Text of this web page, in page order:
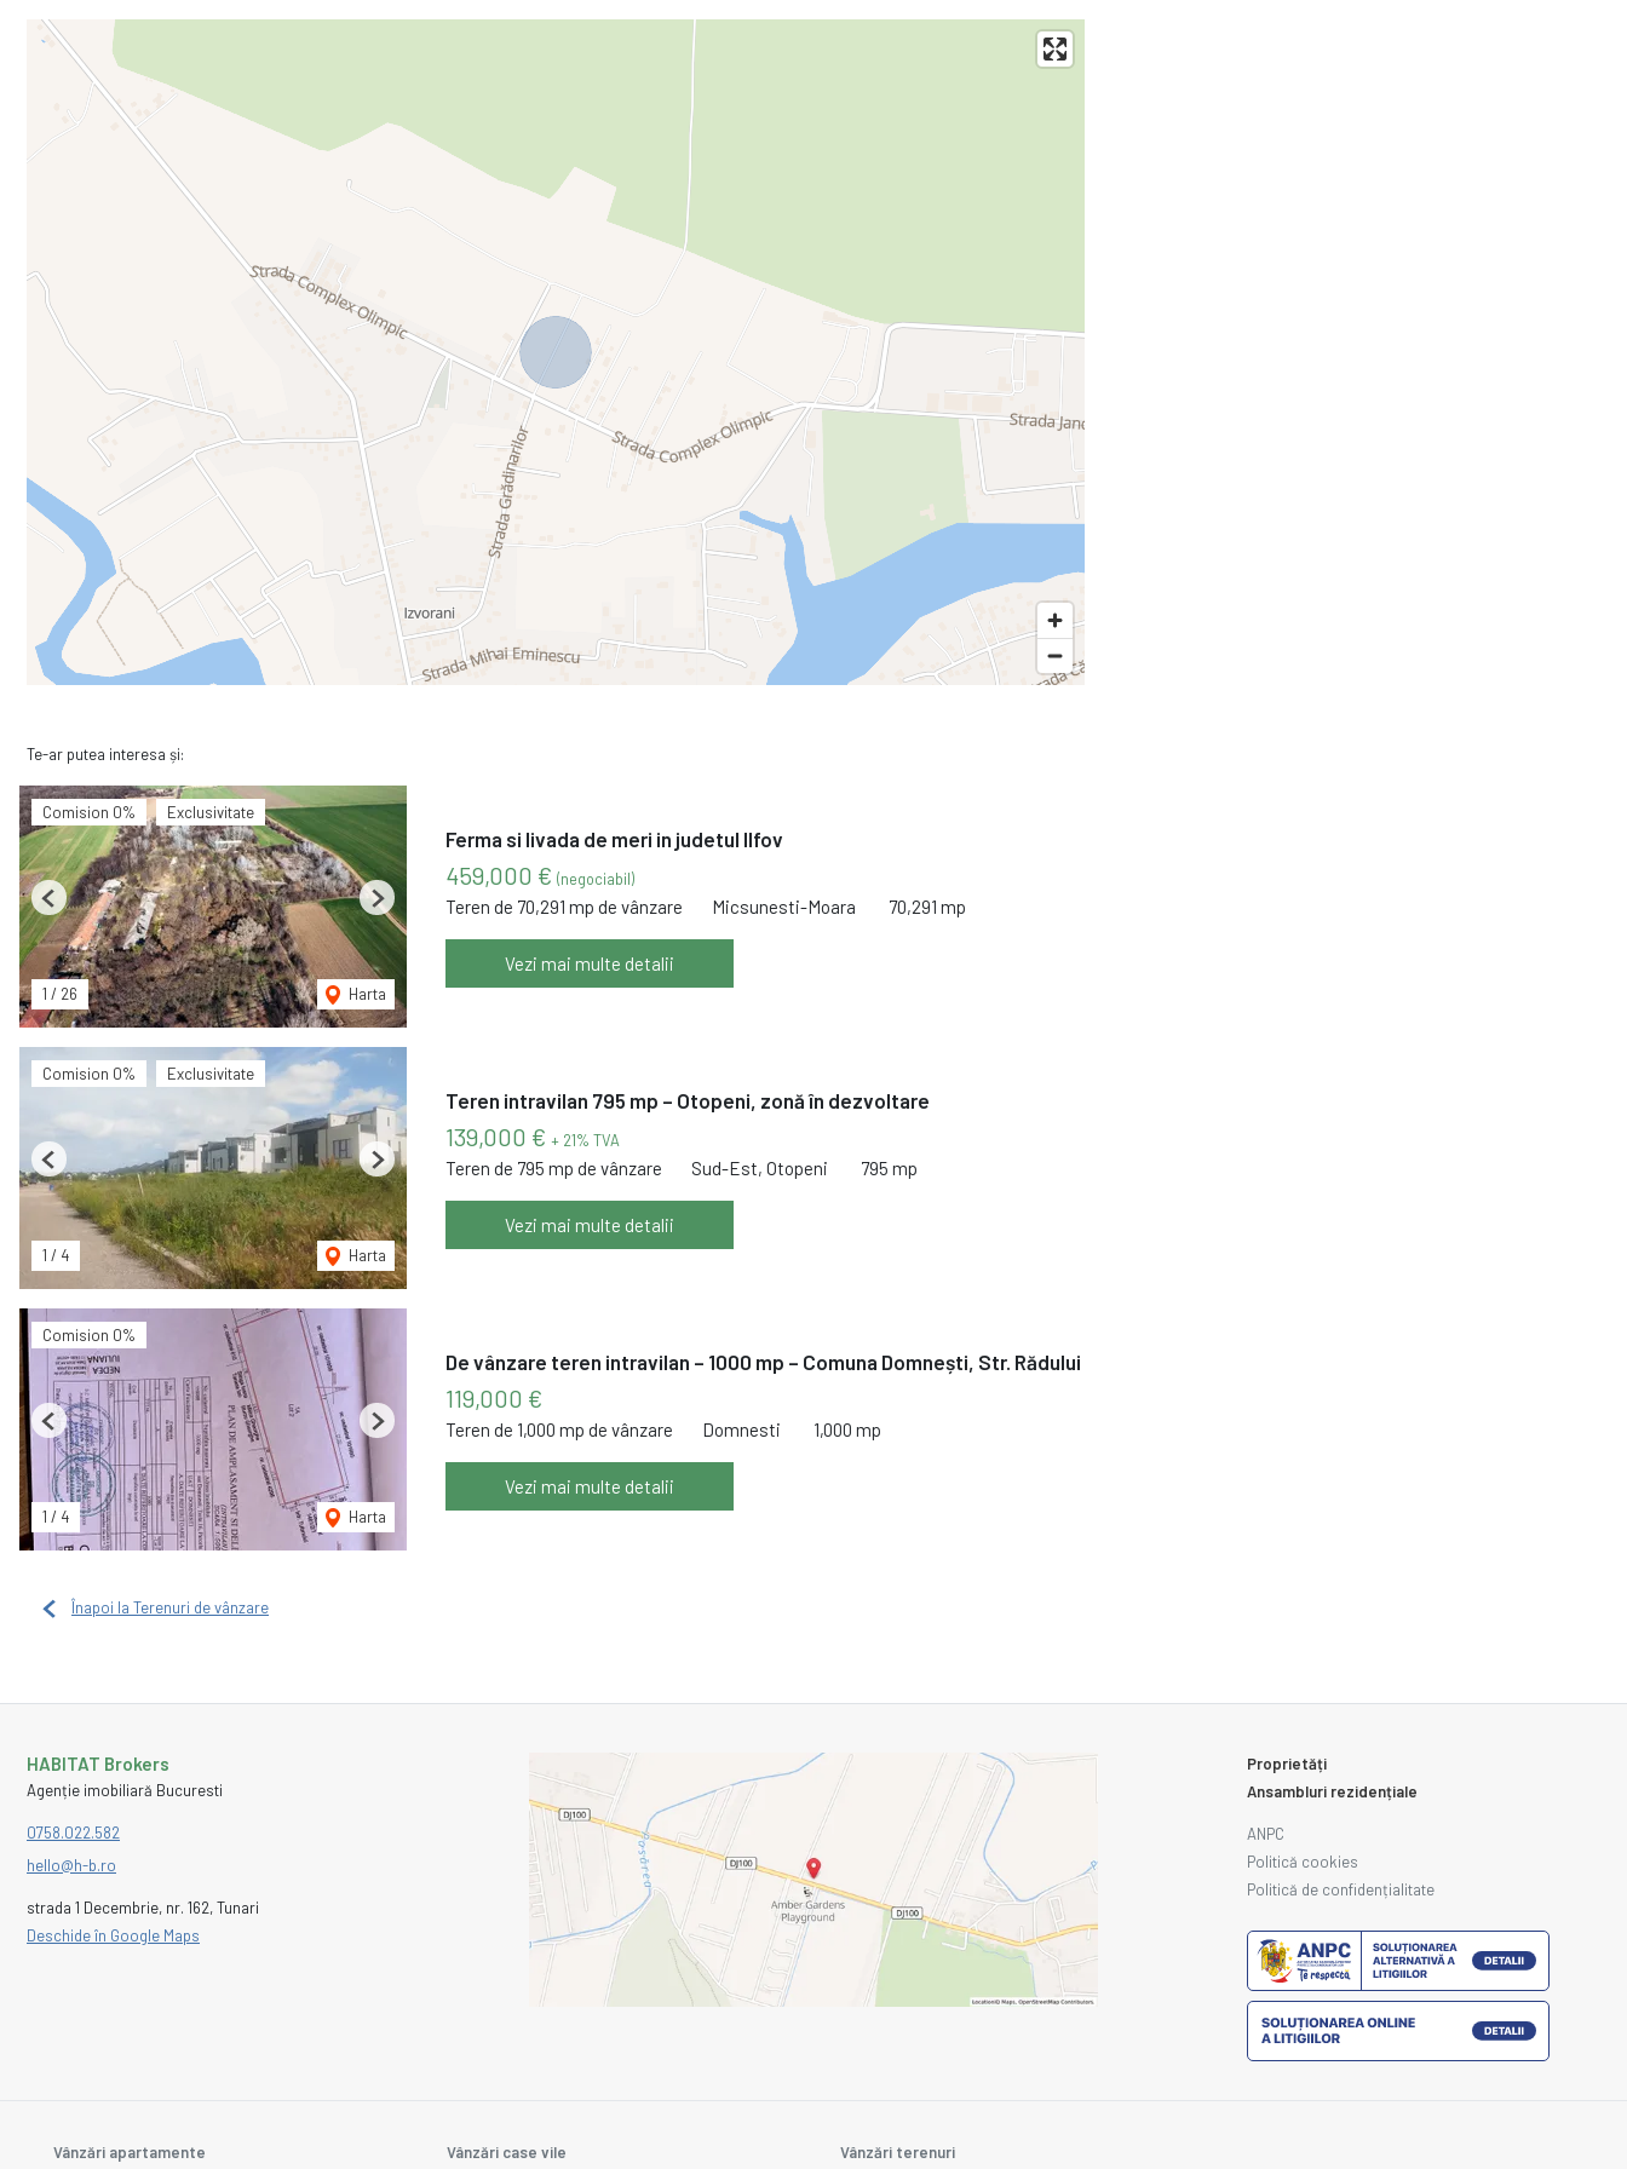
potențialul acestui loc deosebit. CONTACT: 0748010586
Te-ar putea interesa și:
Comision 0% Exclusivitate
1 / 26 Harta
Previous Next
Ferma si livada de meri in judetul Ilfov
459,000 € (negociabil)
Teren de 70,291 mp de vânzare Micsunesti-Moara 70,291 mp
Vezi mai multe detalii
Comision 0% Exclusivitate
1 / 4 Harta
Previous Next
Teren intravilan 795 mp – Otopeni, zonă în dezvoltare
139,000 € + 21% TVA
Teren de 795 mp de vânzare Sud-Est, Otopeni 795 mp
Vezi mai multe detalii
Comision 0%
1 / 4 Harta
Previous Next
De vânzare teren intravilan – 1000 mp – Comuna Domnești, Str. Rădului
119,000 €
Teren de 1,000 mp de vânzare Domnesti 1,000 mp
Vezi mai multe detalii
Înapoi la Terenuri de vânzare
HABITAT Brokers
Agenție imobiliară Bucuresti
0758.022.582
hello@h-b.ro
strada 1 Decembrie, nr. 162, Tunari
Deschide în Google Maps
Proprietăți
Ansambluri rezidențiale
ANPC
Politică cookies
Politică de confidențialitate
Vânzări apartamente Vânzări case vile Vânzări terenuri